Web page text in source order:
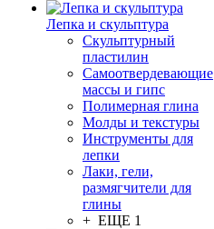
Лепка и скульптура
Скульптурный
пластилин
Самоотвердевающие
массы и гипс
Полимерная глина
Молды и текстуры
Инструменты для
лепки
Лаки, гели,
размягчители для
глины
+ ЕЩЕ 1